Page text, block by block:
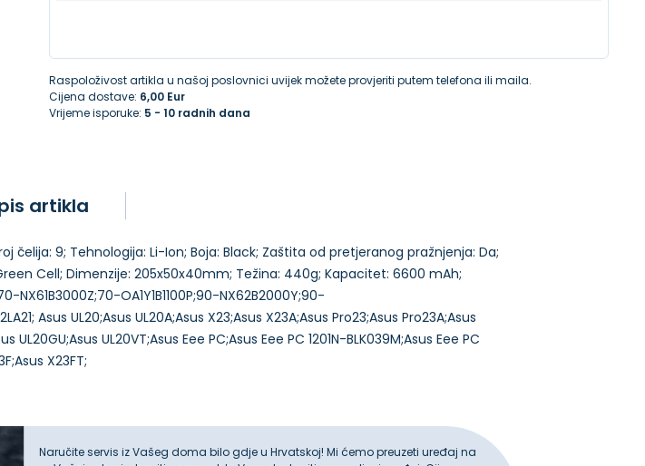
Raspoloživost artikla u našoj poslovnici uvijek možete provjeriti putem telefona ili maila.
Cijena dostave: 6,00 Eur
Vrijeme isporuke: 5 - 10 radnih dana
artikla
čelija: 9; Tehnologija: Li-Ion; Boja: Black; Zaštita od pretjeranog pražnjenja: Da;
Cell; Dimenzije: 205x50x40mm; Težina: 440g; Kapacitet: 6600 mAh;
NX61B3000Z;70-OA1Y1B1100P;90-NX62B2000Y;90-
Asus UL20;Asus UL20A;Asus X23;Asus X23A;Asus Pro23;Asus Pro23A;Asus
UL20GU;Asus UL20VT;Asus Eee PC;Asus Eee PC 1201N-BLK039M;Asus Eee PC
Naručite servis iz Vašeg doma bilo gdje u Hrvatskoj! Mi ćemo preuzeti uređaj na